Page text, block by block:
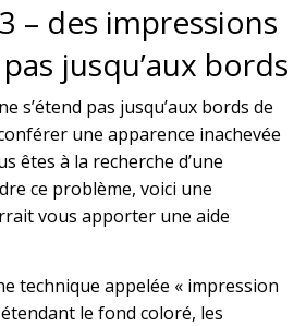
– des impressions
jusqu’aux bords
s’étend pas jusqu’aux bords de
une apparence inachevée
êtes à la recherche d’une
ce problème, voici une
vous apporter une aide
technique appelée « impression
le fond coloré, les